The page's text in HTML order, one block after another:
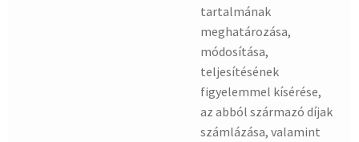
tartalmának
meghatározása,
módosítása,
teljesítésének
figyelemmel kísérése,
az abból származó díjak
számlázása, valamint